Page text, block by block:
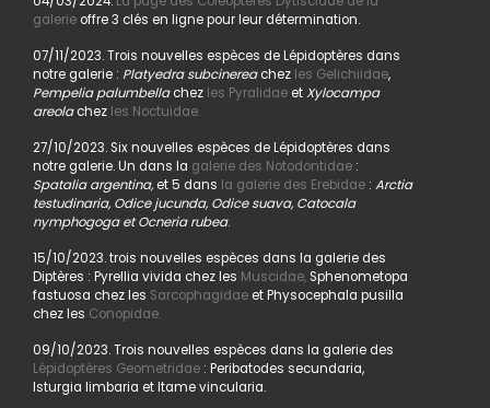
galerieoffre 3 clés en ligne pour leur détermination.
07/11/2023. Trois nouvelles espèces de Lépidoptères dans
notre galerie : Platyedra subcinereachez les Gelichiidae,
Pempelia palumbellachez les PyralidaeetXylocampa
areolachez les Noctuidae.
27/10/2023. Six nouvelles espèces de Lépidoptères dans
notre galerie. Un dans la galerie des Notodontidae:
Spatalia argentina, et 5 dans la galerie des Erebidae: Arctia
testudinaria, Odice jucunda, Odice suava, Catocala
nymphogoga et Ocneria rubea.
15/10/2023. trois nouvelles espèces dans la galerie des
Diptères : Pyrellia vivida chez les Muscidae,Sphenometopa
fastuosa chez les Sarcophagidaeet Physocephala pusilla
chez les Conopidae.
09/10/2023. Trois nouvelles espèces dans la galerie des
Lépidoptères Geometridae: Peribatodes secundaria,
Isturgia limbaria et Itame vincularia.